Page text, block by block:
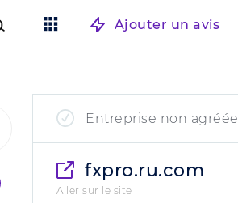
Ajouter un avis
Entreprise non agréée
fxpro.ru.com
Aller sur le site